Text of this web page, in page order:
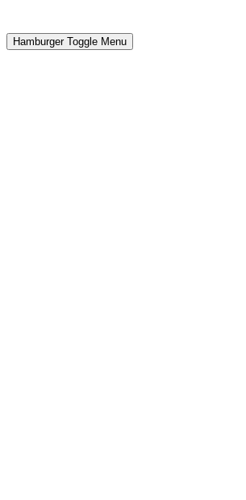
Hamburger Toggle Menu